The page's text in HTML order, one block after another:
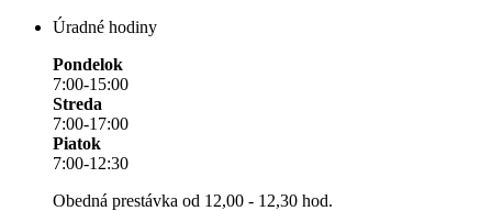
Úradné hodiny
Pondelok
7:00-15:00
Streda
7:00-17:00
Piatok
7:00-12:30
Obedná prestávka od 12,00 - 12,30 hod.